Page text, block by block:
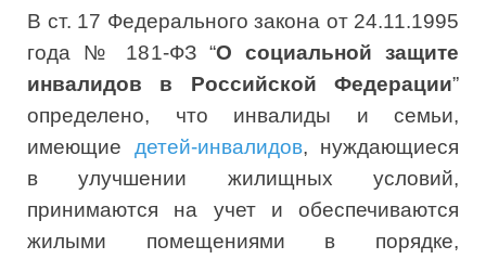
В ст. 17 Федерального закона от 24.11.1995
года № 181-ФЗ “О социальной защите
инвалидов в Российской Федерации”
определено, что инвалиды и семьи,
имеющие детей-инвалидов, нуждающиеся
в улучшении жилищных условий,
принимаются на учет и обеспечиваются
жилыми помещениями в порядке,